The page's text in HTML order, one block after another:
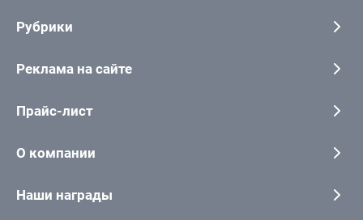
Рубрики
Реклама на сайте
Прайс-лист
О компании
Наши награды